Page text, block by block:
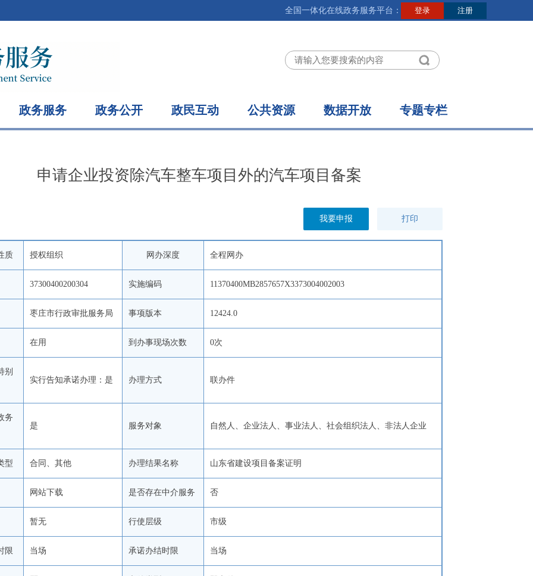
全国一体化在线政务服务平台：
政务服务 政务公开 政民互动 公共资源 数据开放 专题专栏
申请企业投资除汽车整车项目外的汽车项目备案
我要申报 打印
质 授权组织 网办深度 全程网办
37300400200304 实施编码 11370400MB2857657X3373004002003
枣庄市行政审批服务局 事项版本 12424.0
在用 到办事现场次数 0次
别
实行告知承诺办理：是
办理方式 联办件
务
是
服务对象 自然人、企业法人、事业法人、社会组织法人、非法人企业
型 合同、其他 办理结果名称 山东省建设项目备案证明
网站下载 是否存在中介服务 否
暂无 行使层级 市级
限 当场 承诺办结时限 当场